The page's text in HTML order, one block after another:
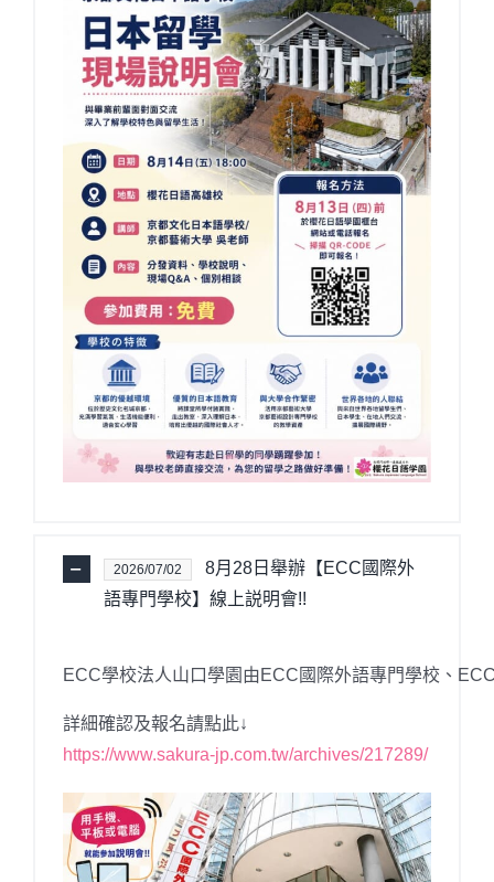
2026/07/02
8月28日舉辦【ECC國際外
語專門學校】線上説明會!!
ECC學校法人山口學園由ECC國際外語專門學校、
詳細確認及報名請點此↓
https://www.sakura-jp.com.tw/archives/217289/